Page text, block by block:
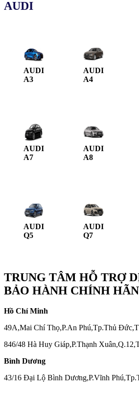
AUDI
AUDI
A3
AUDI
A4
AUDI
A7
AUDI
A8
AUDI
Q5
AUDI
Q7
TRUNG TÂM HỖ TRỢ
BẢO HÀNH CHÍNH
Hồ Chí Minh
49A,Mai Chí Thọ,P.An Phú,Tp.Thủ
846/48 Hà Huy Giáp,P.Thạnh
Bình Dương
43/16 Đại Lộ Bình Dương,P.Vĩnh